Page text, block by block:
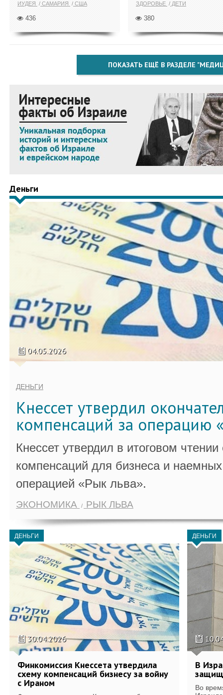
ИУДЕЯ САМАРИЯ США
436
ЗДОРОВЬЕ ДЕТИ
380
ПОКАЗАТЬ ЕЩЁ В РАЗДЕЛЕ
Деньги
04.05.2026
ДЕНЬГИ
Кнессет утвердил
компенсаций за операцию
Кнессет утвердил в итоговом
компенсаций для бизнеса и
операцией «Рык льва».
ЭКОНОМИКА РЫК ЛЬВА
ДЕНЬГИ
30.04.2026
Финкомиссия Кнессета утвердила
схему компенсаций бизнесу за войну
с Ираном
ДЕНЬГИ
В
Во